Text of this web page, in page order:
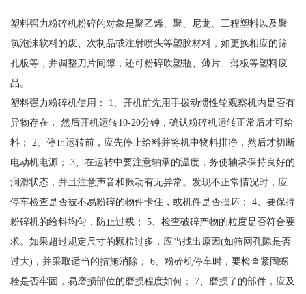
塑料强力粉碎机粉碎的对象是聚乙烯、聚、尼龙、工程塑料以及聚
氯泡沫软料的废、次制品或注射喷头等塑胶材料，如更换相应的筛
孔板等，并调整刀片间隙，还可粉碎吹塑瓶、薄片、薄板等塑料废
品。
塑料强力粉碎机使用： 1、开机前先用手拨动惯性轮观察机内是否有
异物存在， 然后开机运转10-20分钟，确认粉碎机运转正常后才可给
料； 2、停止运转前，应先停止给料并将机中物料排净，然后才切断
电动机电源； 3、在运转中要注意轴承的温度，务使轴承保持良好的
润滑状态，并且注意声音和振动有无异常。发现不正常情况时，应
停车检查是否被不易粉碎的物件卡住，或机件是否损坏； 4、要保持
粉碎机的给料均匀，防止过载； 5、检查破碎产物的粒度是否符合要
求。如果超过规定尺寸的颗粒过多，应当找出原因(如筛网孔隙是否
过大)，并采取适当的措施消除； 6、粉碎机停车时，要检查紧固螺
栓是否牢固，易磨损部位的磨损程度如何； 7、磨损了的部件，应及